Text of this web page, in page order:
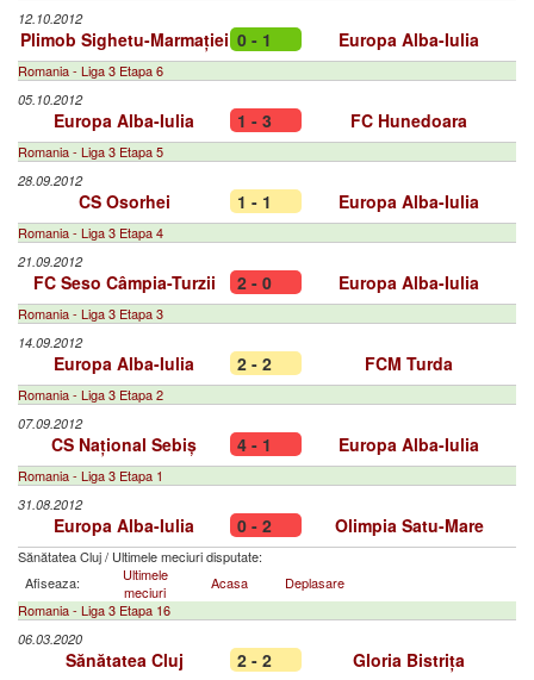
12.10.2012
Plimob Sighetu-Marmației 0 - 1 Europa Alba-Iulia
Romania - Liga 3 Etapa 6
05.10.2012
Europa Alba-Iulia 1 - 3 FC Hunedoara
Romania - Liga 3 Etapa 5
28.09.2012
CS Osorhei 1 - 1 Europa Alba-Iulia
Romania - Liga 3 Etapa 4
21.09.2012
FC Seso Câmpia-Turzii 2 - 0 Europa Alba-Iulia
Romania - Liga 3 Etapa 3
14.09.2012
Europa Alba-Iulia 2 - 2 FCM Turda
Romania - Liga 3 Etapa 2
07.09.2012
CS Național Sebiș 4 - 1 Europa Alba-Iulia
Romania - Liga 3 Etapa 1
31.08.2012
Europa Alba-Iulia 0 - 2 Olimpia Satu-Mare
Sănătatea Cluj/ Ultimele meciuri disputate:
Afiseaza:
Ultimele
meciuri
Acasa
Deplasare
Romania - Liga 3 Etapa 16
06.03.2020
Sănătatea Cluj 2 - 2 Gloria Bistrița